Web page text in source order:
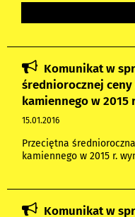
Komunikat w
średniorocznej
kamiennego w 2015
15.01.2016
Przeciętna
kamiennego w 2015 r.
Komunikat w